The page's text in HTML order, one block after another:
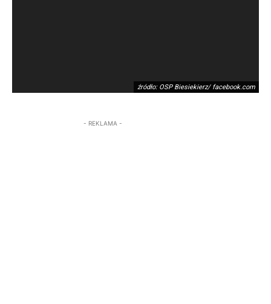
źródło: OSP Biesiekierz/ facebook.com
- REKLAMA -